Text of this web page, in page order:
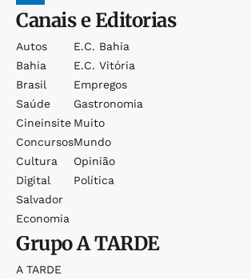
Canais e Editorias
Autos
Bahia
Brasil
Saúde
Cineinsite
Concursos
Cultura
Digital
Salvador
Economia
E.c. Bahia
E.c. Vitória
Empregos
Gastronomia
Muito
Mundo
Opinião
Política
GrupoA TARDE
A TARDE